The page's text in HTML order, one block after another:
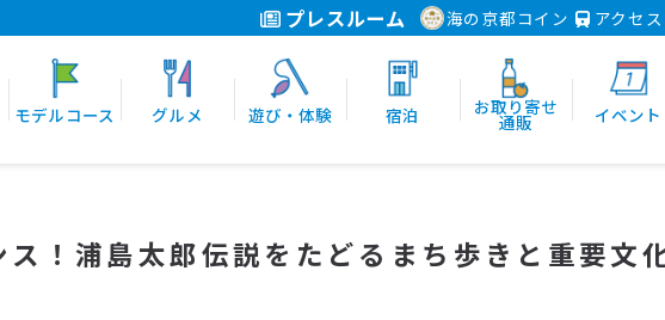
プレスルーム 海の京都コイン アクセス
モデルコース グルメ 遊び・体験 宿泊 お取り寄せ
通販 イベント
！浦島太郎伝説をたどるまち歩きと重要文